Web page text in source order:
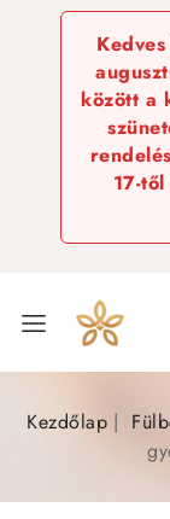
között a
17-
Kezdőlap